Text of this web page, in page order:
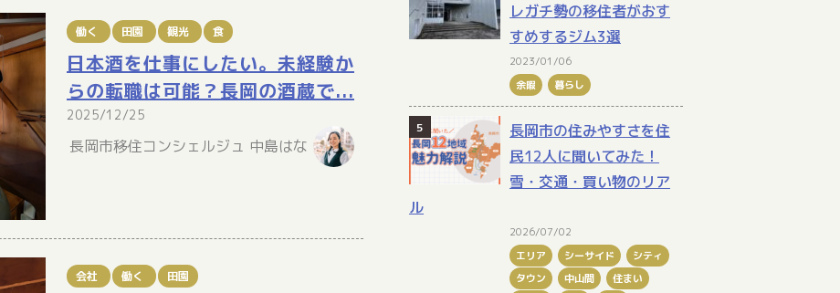
働く 田園 観光 食
日本酒を仕事にしたい。未経験か
らの転職は可能？長岡の酒蔵で...
2025/12/25
長岡市移住コンシェルジュ 中島はな
会社 働く 田園
レガチ勢の移住者がおす
すめするジム3選
2023/01/06
余暇
暮らし
長岡市の住みやすさを住
民12人に聞いてみた！
雪・交通・買い物のリア
ル
2026/07/02
エリア
シーサイド
シティ
タウン
中山間
住まい